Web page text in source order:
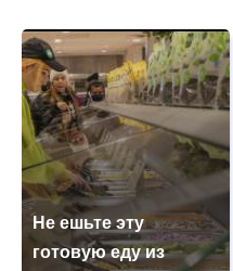
Не ешьте эту
готовую еду из